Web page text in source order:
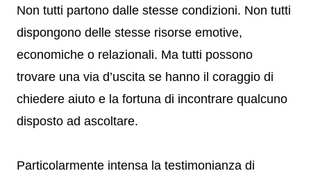
Non tutti partono dalle stesse condizioni. Non tutti
dispongono delle stesse risorse emotive,
economiche o relazionali. Ma tutti possono
trovare una via d’uscita se hanno il coraggio di
chiedere aiuto e la fortuna di incontrare qualcuno
disposto ad ascoltare.
Particolarmente intensa la testimonianza di